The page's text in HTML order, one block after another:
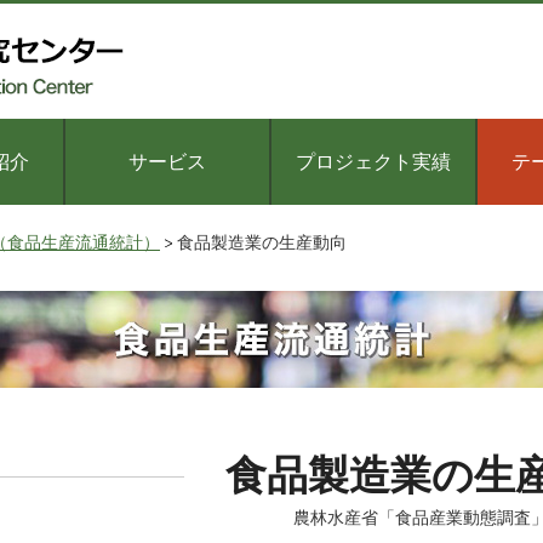
介 サービス プロジェクト実績 テ
品生産流通統計） 食品製造業の生産動向
食品製造業の生
農林水産省「食品産業動態調査